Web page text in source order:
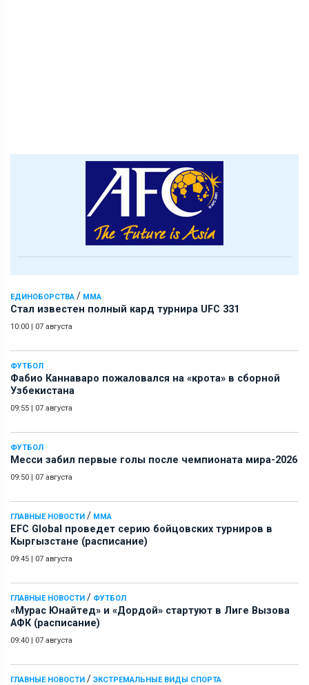
ЕДИНОБОРСТВА / ММА
Стал известен полный кард турнира UFC 331
10:00 | 07 августа
ФУТБОЛ
Фабио Каннаваро пожаловался на «крота» в сборной
Узбекистана
09:55 | 07 августа
ФУТБОЛ
Месси забил первые голы после чемпионата мира-2026
09:50 | 07 августа
ГЛАВНЫЕ НОВОСТИ / ММА
EFC Global проведет серию бойцовских турниров в
Кыргызстане (расписание)
09:45 | 07 августа
ГЛАВНЫЕ НОВОСТИ / ФУТБОЛ
«Мурас Юнайтед» и «Дордой» стартуют в Лиге Вызова
АФК (расписание)
09:40 | 07 августа
ГЛАВНЫЕ НОВОСТИ / ЭКСТРЕМАЛЬНЫЕ ВИДЫ СПОРТА